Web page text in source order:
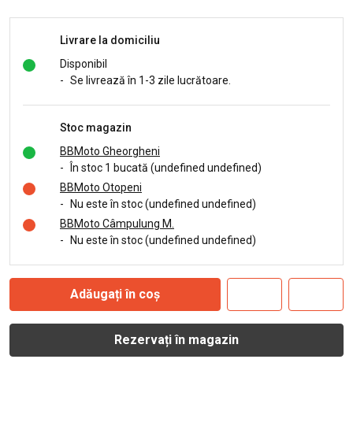
Livrare la domiciliu
Disponibil
- Se livrează în 1-3 zile lucrătoare.
Stoc magazin
BBMoto Gheorgheni
-
În stoc 1 bucată (undefined undefined)
BBMoto Otopeni
-
Nu este în stoc (undefined undefined)
BBMoto Câmpulung M.
-
Nu este în stoc (undefined undefined)
Adăugați în coș
Rezervați în magazin